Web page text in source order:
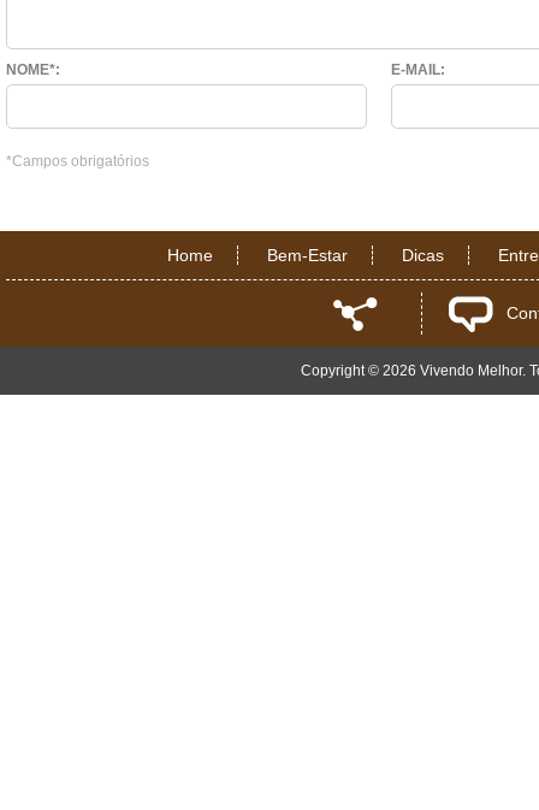
NOME*: E-MAIL:
*Campos obrigatórios
Home Bem-Estar Dicas
Copyright © 2026 Vivendo Melhor.